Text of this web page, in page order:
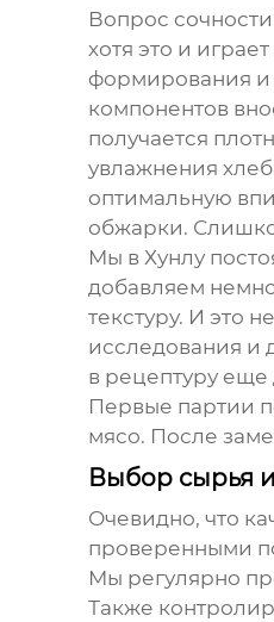
Вопрос
хотя это и
формирования и
компонентов
получается
увлажнения
оптимальную
обжарки.
Мы в Хунлу
добавляем
текстуру. И это
исследования и
в рецептуру еще
Первые партии
мясо. После
Выбор сырья
Очевидно, что
проверенными
Мы регулярно
Также